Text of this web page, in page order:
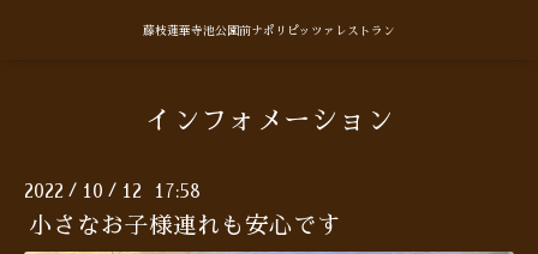
藤枝蓮華寺池公園前ナポリピッツァレストラン
インフォメーション
2022 / 10 / 12 17:58
小さなお子様連れも安心です